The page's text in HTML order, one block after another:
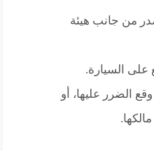
من جانب هيئة
على السيارة.
وقع الضرر عليها، أو